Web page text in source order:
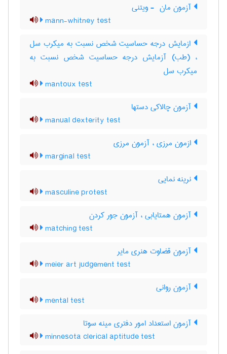
آزمون مان ‎ - ویتنی
mann-whitney test
ازمایش درجه حساسیت شخص نسبت به میکرب سل
، (طب) آزمایش درجه حساسیت شخص نسبت به
میکرب سل
mantoux test
آزمون چالاکی دستها
manual dexterity test
ازمون مرزی ، آزمون مرزی
marginal test
نرینه نمایی
masculine protest
آزمون همتایابی ، آزمون جور کردن
matching test
آزمون قضاوت هنری مایر
meier art judgement test
آزمون روانی
mental test
آزمون استعداد امور دفتری مینه سوتا
minnesota clerical aptitude test